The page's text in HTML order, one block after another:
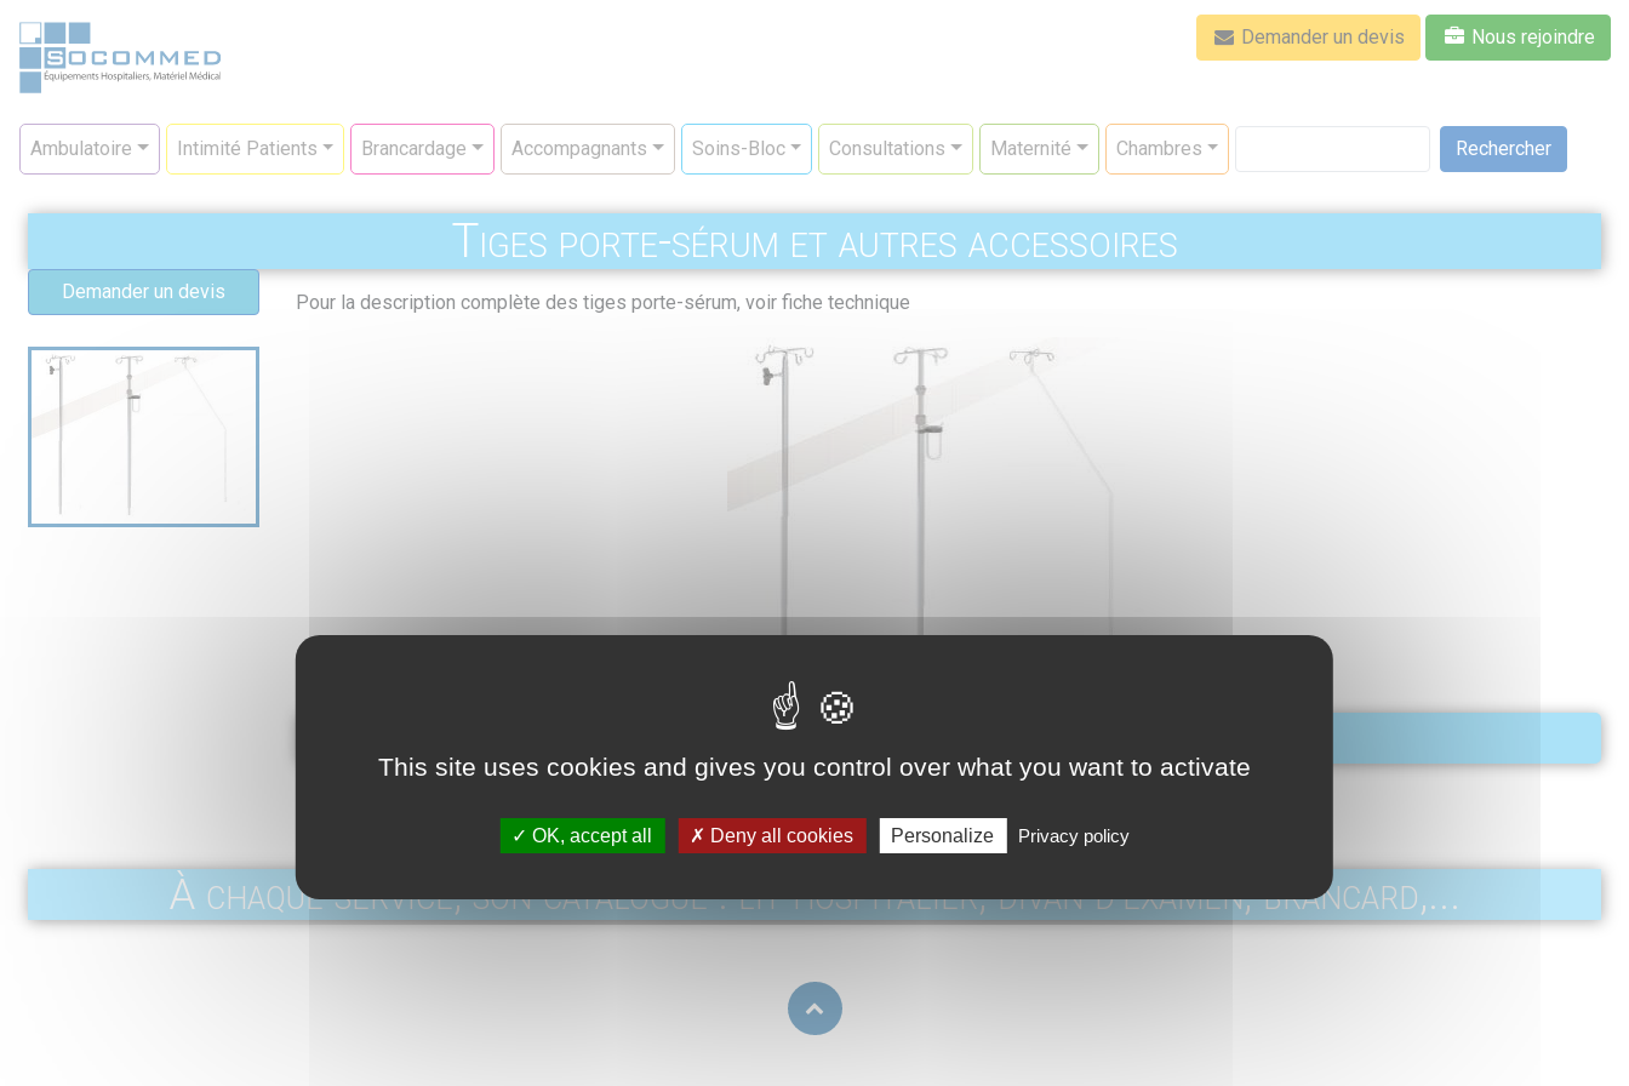
contenu
principal
Demander un devis Nous rejoindre
Navigation
principale
Ambulatoire Intimité Patients Brancardage Accompagnants Soins-Bloc Consultations Maternité Chambres
Tiges porte-sérum et autres accessoires
Demander un devis Pour la description complète des tiges porte-sérum, voir fiche technique
Documentations techniques / Plaquettes commerciales
À chaque service, son catalogue : lit hospitalier, divan d'examen, brancard,...
This site uses cookies and gives you control over what you want to activate
OK, accept all Deny all cookies Personalize Privacy policy